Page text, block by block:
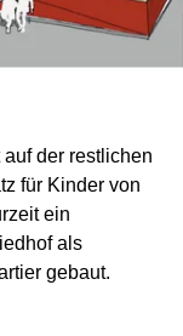
der restlichen
für Kinder von
ein
als
gebaut.